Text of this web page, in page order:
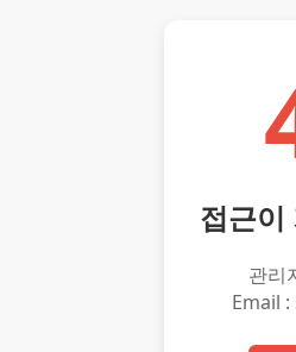
접근이
관리
Email